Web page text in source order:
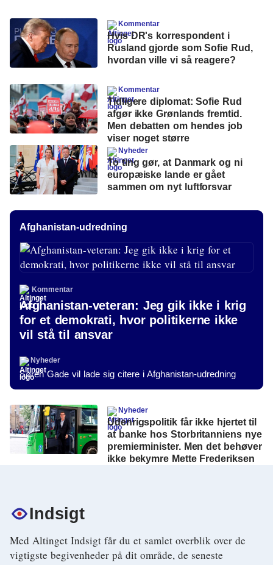
Uddannelse
Udvikling
Ældre
Kommentar
Hvis DR's korrespondent i
Rusland gjorde som Sofie Rud,
hvordan ville vi så reagere?
Kommentar
Tidligere diplomat: Sofie Rud
afgør ikke Grønlands fremtid.
Men debatten om hendes job
viser noget større
Nyheder
To ting gør, at Danmark og ni
europæiske lande er gået
sammen om nyt luftforsvar
Afghanistan-udredning
Kommentar
Afghanistan-veteran: Jeg gik ikke i krig
for et demokrati, hvor politikerne ikke
vil stå til ansvar
Nyheder
Søren Gade vil lade sig citere i Afghanistan-udredning
Nyheder
Udenrigspolitik får ikke hjertet til
at banke hos Storbritanniens nye
premierminister. Men det behøver
ikke bekymre Mette Frederiksen
Indsigt
Med Altinget Indsigt får du et samlet overblik over de
vigtigste begivenheder på dit område, de seneste